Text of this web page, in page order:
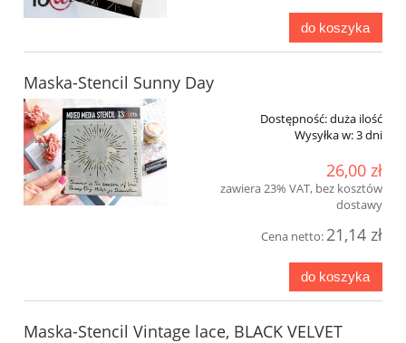
do koszyka
Maska-Stencil Sunny Day
Dostępność:duża ilość
Wysyłka w:3 dni
26,00 zł
zawiera 23% VAT, bez kosztów
dostawy
Cena netto: 21,14 zł
do koszyka
Maska-Stencil Vintage lace, BLACK VELVET